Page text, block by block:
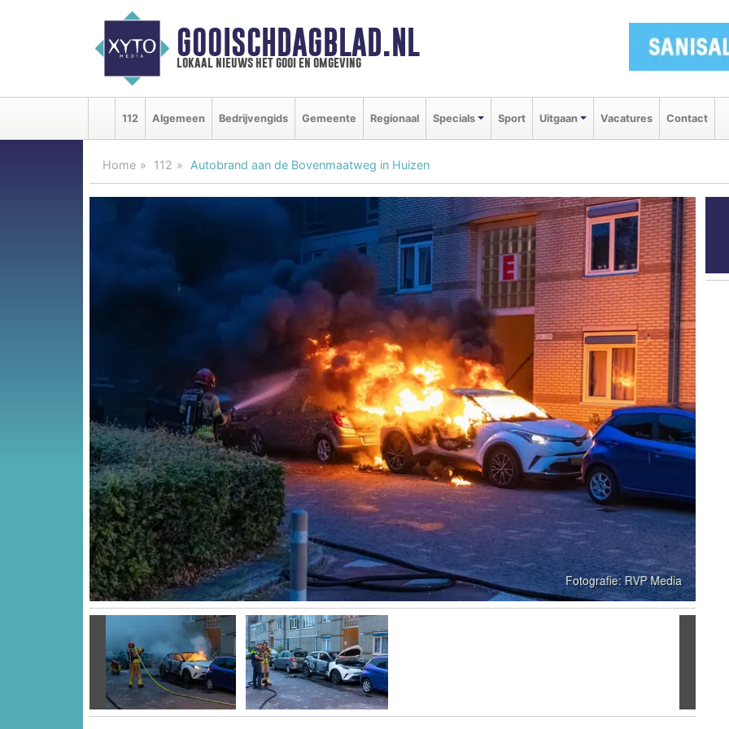
GOOISCHDAGBLAD.NL
lokaal nieuws het gooi en omgeving
112 Algemeen Bedrijvengids Gemeente Regionaal Specials Sport Uitgaan Vacatures Contact
Home 112 Autobrand aan de Bovenmaatweg in Huizen
Vorige